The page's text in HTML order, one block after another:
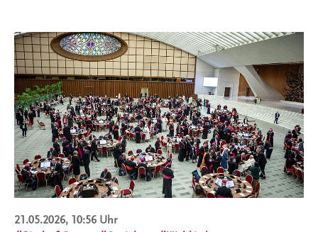
21.05.2026, 10:56 Uhr